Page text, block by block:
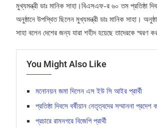
মুখ্যমন্ত্রী ডাঃ মানিক সাহা।বিএসএফ-র ৬০ তম প্রতিষ্ঠা
অনুষ্ঠানে উপস্থিত ছিলেন মুখ্যমন্ত্রী ডাঃ মানিক সাহা।
সাহা বলেন দেশের জন্য যারা শহীদ হয়েছে তাদেরকে
You Might Also Like
মনোনয়ন জমা দিলেন এস ইউ সি আইর প্রার্থী
প্রতিষ্ঠা দিবসে বর্ষীয়ান নেতৃত্বদের সম্মাননা প্রদেশ
প্রচারে রামনগরে বিজেপি প্রার্থী